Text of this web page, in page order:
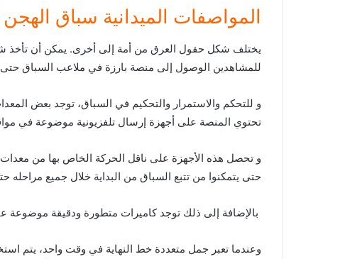
المواصفات الميدانية سباق
يختلف شكل حقول العرق من أمة إلى أخرى. يمكن أن تأخذ
للمشاهدين الوصول إلى منصة بارزة في ملاعب السباق
و للتحكم والاستمرار والتحكيم في السباق، توجد بعض
تحتوي المنصة على أجهزة إرسال تلفزيونية موضوعة في
و تحصل هذه الأجهزة على ناقل الحركة الخاص بها من
حتى يتمكنوا من تتبع السباق من البداية خلال جميع مراحله
بالإضافة إلى ذلك توجد كاميرات متطورة ودقيقة موضوعة
وعندما تعبر جمل متعددة خط النهاية في وقت واحد، يتم